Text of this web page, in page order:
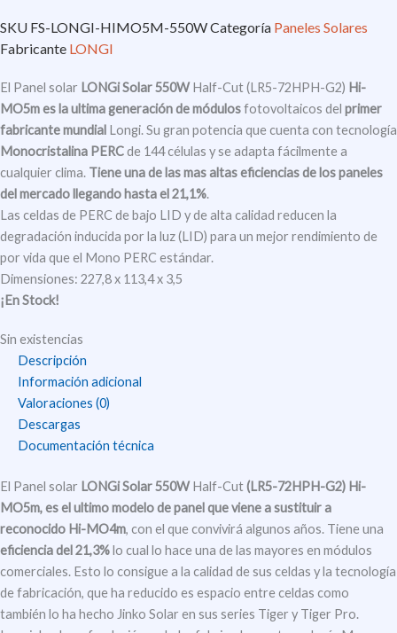
SKU FS-LONGI-HIMO5M-550WCategoría Paneles Solares
Fabricante LONGI
El Panel solar LONGi Solar 550WHalf-Cut (LR5-72HPH-G2) Hi-
MO5mes la ultima generación de módulosfotovoltaicos del primer
fabricante mundial Longi. Su gran potencia que cuenta con tecnología
Monocristalina PERCde 144 células y se adapta fácilmente a
cualquier clima. Tiene una de las mas altas eficiencias de los paneles
del mercado llegando hasta el 21,1%.
Las celdas de PERC de bajo LID y de alta calidad reducen la
degradación inducida por la luz (LID) para un mejor rendimiento de
por vida que el Mono PERC estándar.
Dimensiones: 227,8 x 113,4 x 3,5
¡En Stock!
Sin existencias
Descripción
Información adicional
Valoraciones (0)
Descargas
Documentación técnica
El Panel solar LONGi Solar 550WHalf-Cut(LR5-72HPH-G2) Hi-
MO5m,es el ultimo modelo de panel que viene a sustituir a
reconocido Hi-MO4m, con el que convivirá algunos años. Tiene una
eficiencia del 21,3%lo cual lo hace una de las mayores en módulos
comerciales. Esto lo consigue a la calidad de sus celdas y la tecnología
de fabricación, que ha reducido es espacio entre celdas como
también lo ha hecho Jinko Solar en sus series Tiger y Tiger Pro.